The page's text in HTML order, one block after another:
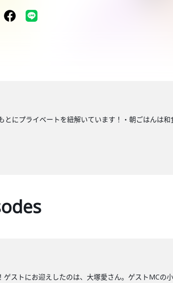
にプライベートを紐解いています！・朝ごはんは
ストにお迎えしたのは、大塚愛さん。ゲストMCの